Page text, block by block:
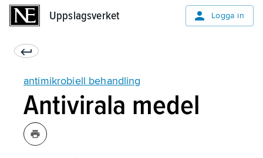
Uppslagsverket Logga in
antimikrobiell behandling
Antivirala medel